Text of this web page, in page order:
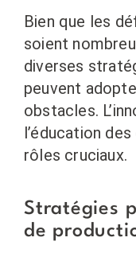
Bien que les
soient
diverses
peuvent
obstacles.
l’éducation
rôles cruciaux.
Stratégies
de